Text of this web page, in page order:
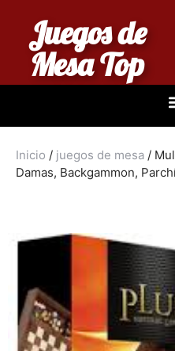
Juegos de
Mesa Top
Inicio / juegos de mesa /
Damas, Backgammon,